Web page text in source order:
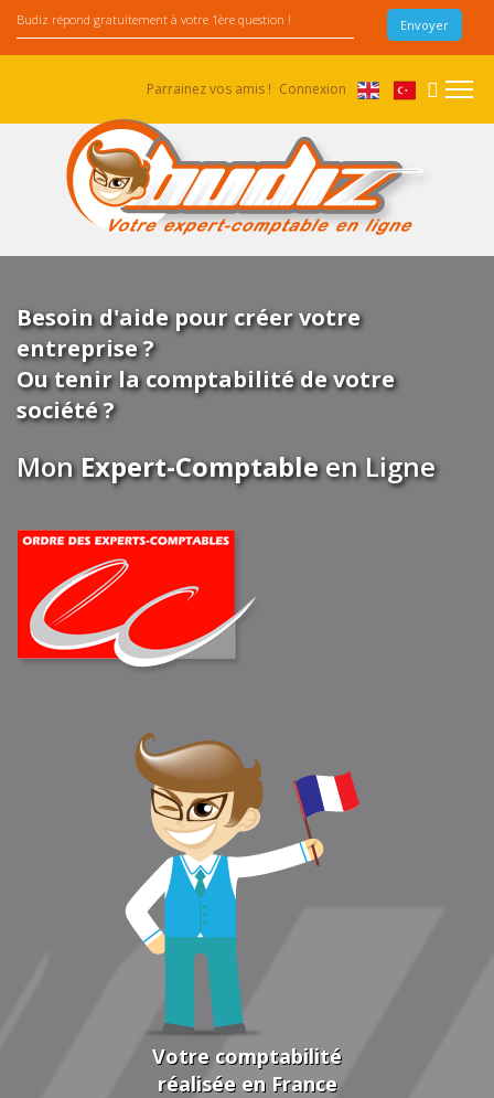
Parrainez vos amis ! Connexion
Besoin d'aide pour créer votre
entreprise ?
Ou tenir la comptabilité de votre
société ?
MonExpert-Comptableen Ligne
Votre comptabilité
réalisée en France